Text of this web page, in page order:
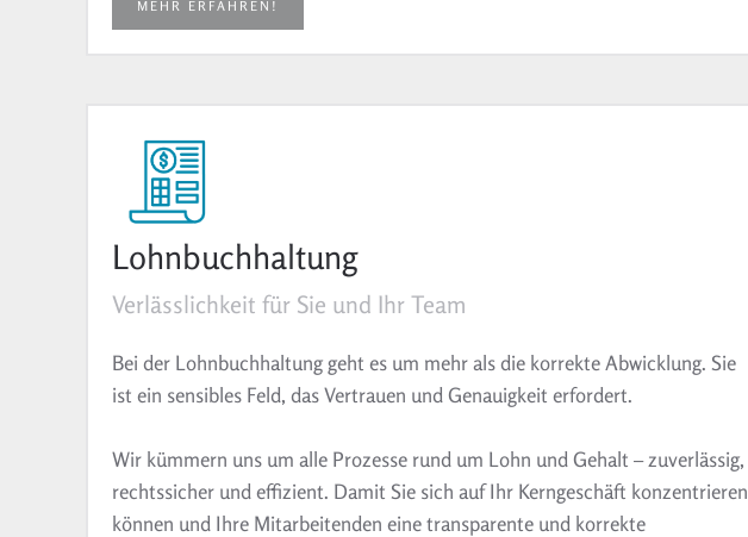
MEHR ERFAHREN!
Lohnbuchhaltung
Verlässlichkeit für Sie und Ihr Team
Bei der Lohnbuchhaltung geht es um mehr als die korrekte Abwicklung. Sie
ist ein sensibles Feld, das Vertrauen und Genauigkeit erfordert.
Wir kümmern uns um alle Prozesse rund um Lohn und Gehalt – zuverlässig,
rechtssicher und effizient. Damit Sie sich auf Ihr Kerngeschäft konzentrieren
können und Ihre Mitarbeitenden eine transparente und korrekte